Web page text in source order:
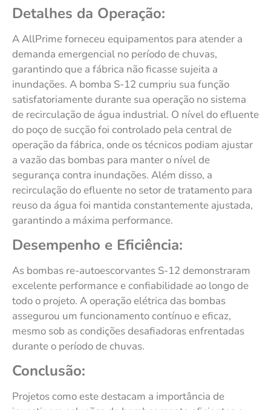
Detalhes da Operação:
A AllPrime forneceu equipamentos para atender a
demanda emergencial no período de chuvas,
garantindo que a fábrica não ficasse sujeita a
inundações. A bomba S-12 cumpriu sua função
satisfatoriamente durante sua operação no sistema
de recirculação de água industrial. O nível do efluente
do poço de sucção foi controlado pela central de
operação da fábrica, onde os técnicos podiam ajustar
a vazão das bombas para manter o nível de
segurança contra inundações. Além disso, a
recirculação do efluente no setor de tratamento para
reuso da água foi mantida constantemente ajustada,
garantindo a máxima performance.
Desempenho e Eficiência:
As bombas re-autoescorvantes S-12 demonstraram
excelente performance e confiabilidade ao longo de
todo o projeto. A operação elétrica das bombas
assegurou um funcionamento contínuo e eficaz,
mesmo sob as condições desafiadoras enfrentadas
durante o período de chuvas.
Conclusão:
Projetos como este destacam a importância de